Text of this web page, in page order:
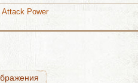
Attack Power